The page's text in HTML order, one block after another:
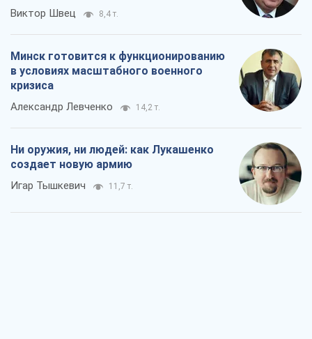
Виктор Швец 8,4 т.
Минск готовится к функционированию
в условиях масштабного военного
кризиса
Александр Левченко 14,2 т.
Ни оружия, ни людей: как Лукашенко
создает новую армию
Игар Тышкевич 11,7 т.